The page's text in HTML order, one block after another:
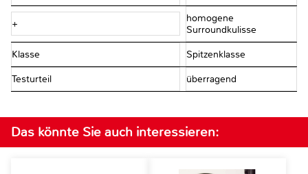
+
homogene
Surroundkulisse
Klasse Spitzenklasse
Testurteil überragend
Das könnte Sie auch interessieren: